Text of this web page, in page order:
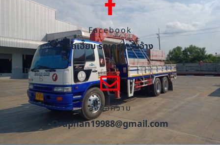
Facebook
รถเฮี๊ยบ รถเครน รับจ้าง
ส่งข้อความ
Oraphan19988@gmail.com